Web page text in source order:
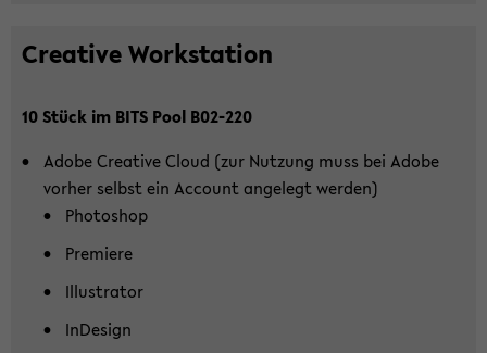
Crea­ti­ve Work­sta­tion
10 Stück im BITS Pool B02-​220
Adobe Crea­ti­ve Cloud (zur Nut­zung muss bei Adobe
vor­her selbst ein Ac­count an­ge­legt wer­den)
Pho­to­shop
Pre­mie­re
Il­lus­tra­tor
In­De­sign